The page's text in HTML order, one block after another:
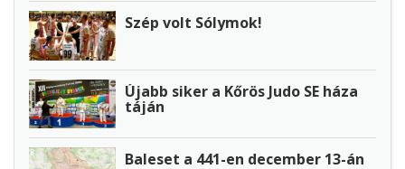
Szép volt Sólymok!
Újabb siker a Kőrös Judo SE háza
táján
Baleset a 441-en december 13-án